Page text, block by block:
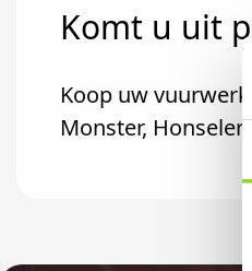
Komt u uit
Koop uw
Monster,